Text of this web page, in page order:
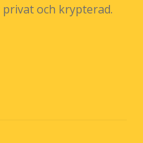
och krypterad.